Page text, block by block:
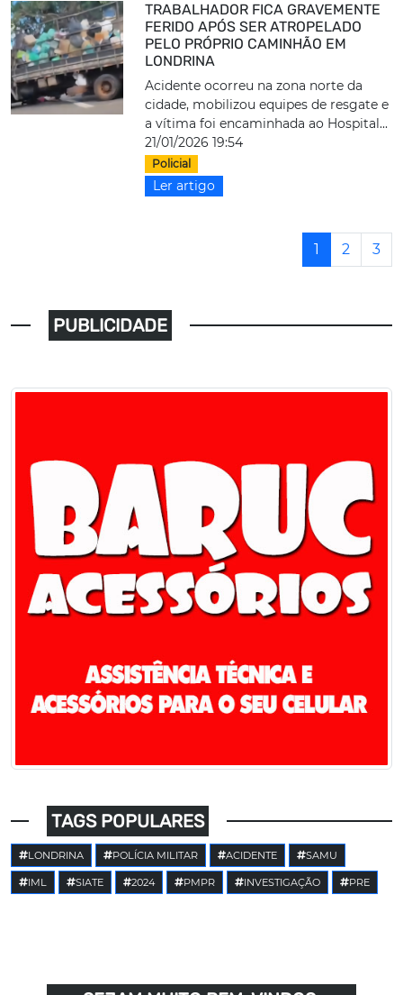
TRABALHADOR FICA GRAVEMENTE
FERIDO APÓS SER ATROPELADO
PELO PRÓPRIO CAMINHÃO EM
LONDRINA
Acidente ocorreu na zona norte da
cidade, mobilizou equipes de resgate e
a vítima foi encaminhada ao Hospital...
21/01/2026 19:54
Policial
Ler artigo
1 2 3
PUBLICIDADE
TAGS POPULARES
LONDRINA POLÍCIA MILITAR ACIDENTE SAMU
IML SIATE 2024 PMPR INVESTIGAÇÃO PRE